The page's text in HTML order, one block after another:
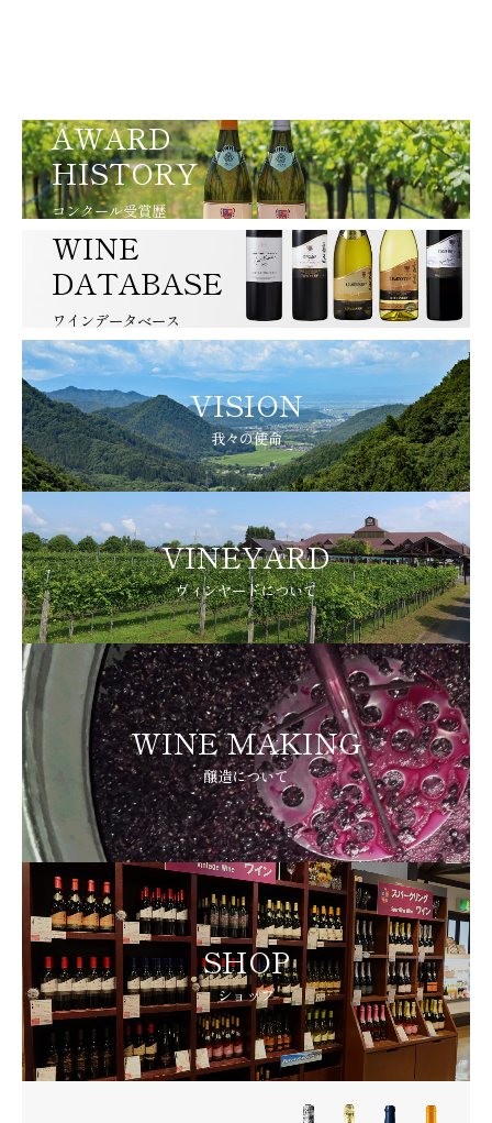
AWARD
HISTORY
コンクール受賞歴
WINE
DATABASE
ワインデータベース
VISION
我々の使命
VINEYARD
ヴィンヤードについて
WINE MAKING
醸造について
SHOP
ショップ